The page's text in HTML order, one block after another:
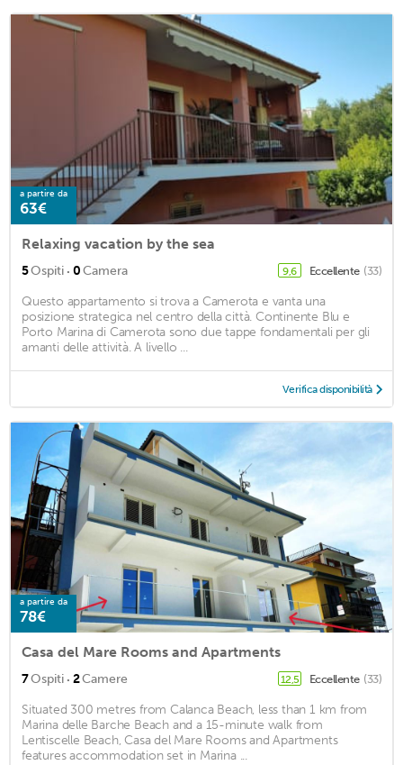
a partire da
63€
Relaxing vacation by the sea
5Ospiti · 0Camera 9,6 Eccellente (33)
Questo appartamento si trova a Camerota e vanta una
posizione strategica nel centro della città. Continente Blu e
Porto Marina di Camerota sono due tappe fondamentali per gli
amanti delle attività. A livello ...
Verifica disponibilità
a partire da
78€
Casa del Mare Rooms and Apartments
7Ospiti · 2Camere 12,5 Eccellente (33)
Situated 300 metres from Calanca Beach, less than 1 km from
Marina delle Barche Beach and a 15-minute walk from
Lentiscelle Beach, Casa del Mare Rooms and Apartments
features accommodation set in Marina ...